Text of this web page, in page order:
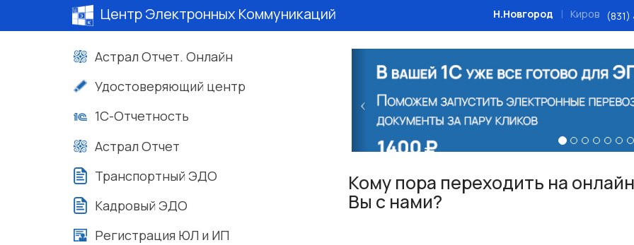
Центр Электронных Коммуникаций Н.Новгород | Киров
Астрал Отчет. Онлайн
Удостоверяющий центр
1С-Отчетность
Астрал Отчет
Транспортный ЭДО
Кадровый ЭДО
Регистрация ЮЛ и ИП
Назад
Кому пора переходить на
Вы с нами?